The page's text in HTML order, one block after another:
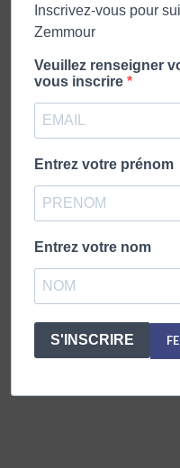
Inscrivez-vous pour
Zemmour
Veuillez renseigner
vous inscrire
Entrez votre prénom
Entrez votre nom
S'INSCRIRE